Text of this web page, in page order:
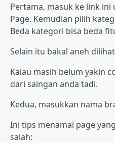
Pertama, masuk ke link
Page. Kemudian pilih
Beda kategori bisa beda
Selain itu bakal aneh
Kalau masih belum yakin
dari saingan anda tadi.
Kedua, masukkan nama
Ini tips menamai page
salah: